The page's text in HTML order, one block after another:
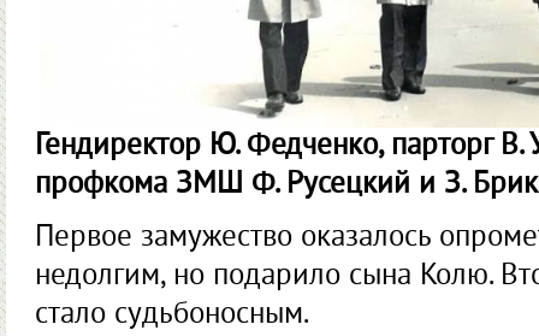
Гендиректор Ю. Федченко, парторг В.
профкома ЗМШ Ф. Русецкий и З.
Первое замужество оказалось
недолгим, но подарило сына Колю.
стало судьбоносным.